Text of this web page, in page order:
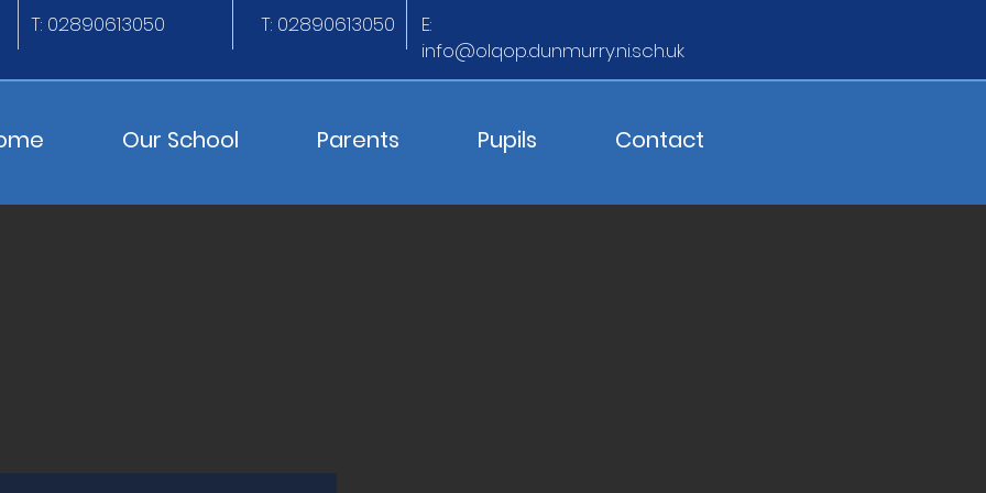
Our School Parents Pupils Contact
T: 02890613050 T: 02890613050
E:
info@olqop.dunmurry.ni.sch.uk